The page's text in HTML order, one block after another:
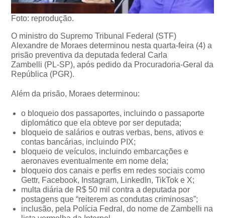
Foto: reprodução.
O ministro do Supremo Tribunal Federal (STF)
Alexandre de Moraes determinou nesta quarta-feira (4) a
prisão preventiva da deputada federal Carla
Zambelli (PL-SP), após pedido da Procuradoria-Geral da
República (PGR).
Além da prisão, Moraes determinou:
o bloqueio dos passaportes, incluindo o passaporte
diplomático que ela obteve por ser deputada;
bloqueio de salários e outras verbas, bens, ativos e
contas bancárias, incluindo PIX;
bloqueio de veículos, incluindo embarcações e
aeronaves eventualmente em nome dela;
bloqueio dos canais e perfis em redes sociais como
Gettr, Facebook, Instagram, LinkedIn, TikTok e X;
multa diária de R$ 50 mil contra a deputada por
postagens que “reiterem as condutas criminosas”;
inclusão, pela Polícia Fedral, do nome de Zambelli na